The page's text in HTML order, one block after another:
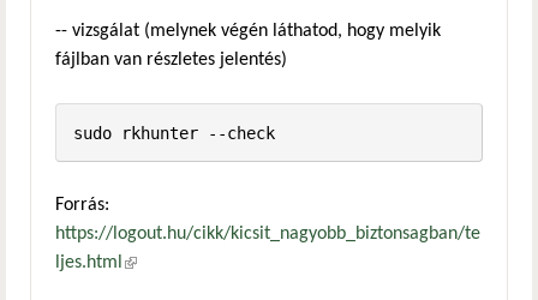
-- vizsgálat (melynek végén láthatod, hogy melyik
fájlban van részletes jelentés)
sudo rkhunter --check
Forrás:
https://logout.hu/cikk/kicsit_nagyobb_biztonsagban/te
ljes.html (külső hivatkozás)